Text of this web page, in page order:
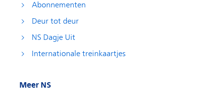
Abonnementen
Deur tot deur
NS Dagje Uit
Internationale treinkaartjes
Meer NS